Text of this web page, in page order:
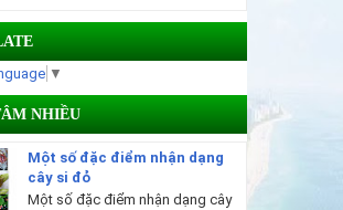
▼
NHIỀU
Một số đặc điểm nhận dạng
cây si đỏ
Một số đặc điểm nhận dạng cây